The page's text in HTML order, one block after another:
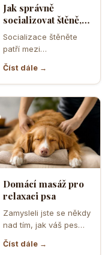
Jak správně
socializovat štěně,
aby z něj vyrostl
sebevědomý a
klidný pes
Socializace štěněte
patří mezi
prvních měsíců života.
Právě v tomto období
se…
Číst dále →
Domácí masáž pro
relaxaci psa
Zamysleli jste se někdy
nad tím, jak váš pes
vnímá vaši přítomnost?
Často se…
Číst dále →